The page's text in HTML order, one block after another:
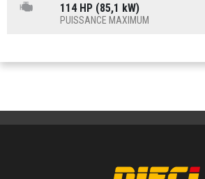
114 HP (85,1 kW)
PUISSANCE MAXIMUM